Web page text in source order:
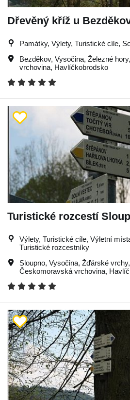
Dřevěný kříž u
Památky, Výlety, Turistické cíle,
Bezděkov, Vysočina, Železné hory,
vrchovina, Havlíčkobrodsko
Turistické rozcestí
Výlety, Turistické cíle, Výletní
Turistické rozcestníky
Sloupno, Vysočina, Žďárské vrchy,
Českomoravská vrchovina,